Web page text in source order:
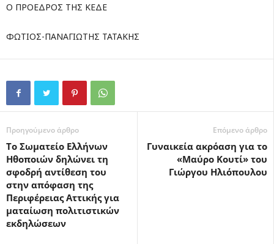
Ο ΠΡΟΕΔΡΟΣ ΤΗΣ ΚΕΔΕ
ΦΩΤΙΟΣ-ΠΑΝΑΓΙΩΤΗΣ ΤΑΤΑΚΗΣ
Προηγούμενο άρθρο
To Σωματείο Ελλήνων
Ηθοποιών δηλώνει τη
σφοδρή αντίθεση του
στην απόφαση της
Περιφέρειας Αττικής για
ματαίωση πολιτιστικών
εκδηλώσεων
Επόμενο άρθρο
Γυναικεία ακρόαση για το
«Μαύρο Κουτί» του
Γιώργου Ηλιόπουλου